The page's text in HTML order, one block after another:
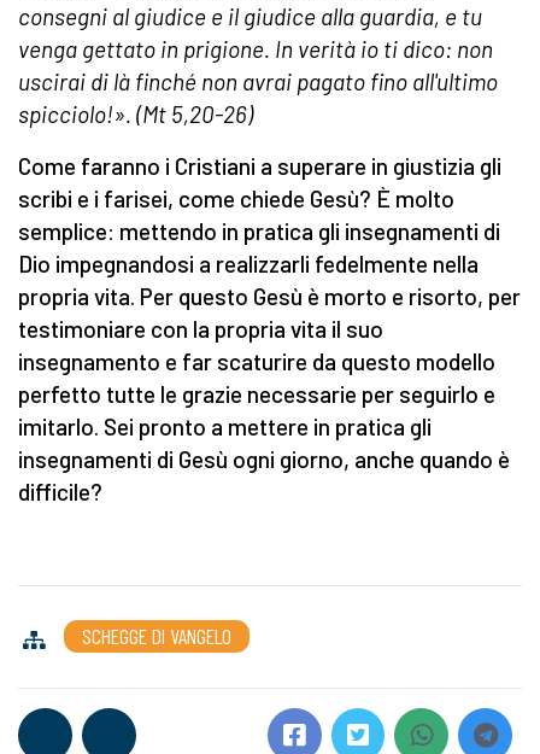
consegni al giudice e il giudice alla guardia, e tu
venga gettato in prigione. In verità io ti dico: non
uscirai di là finché non avrai pagato fino all'ultimo
spicciolo!». (Mt 5,20-26)
Come faranno i Cristiani a superare in giustizia gli
scribi e i farisei, come chiede Gesù? È molto
semplice: mettendo in pratica gli insegnamenti di
Dio impegnandosi a realizzarli fedelmente nella
propria vita. Per questo Gesù è morto e risorto, per
testimoniare con la propria vita il suo
insegnamento e far scaturire da questo modello
perfetto tutte le grazie necessarie per seguirlo e
imitarlo. Sei pronto a mettere in pratica gli
insegnamenti di Gesù ogni giorno, anche quando è
difficile?
SCHEGGE DI VANGELO